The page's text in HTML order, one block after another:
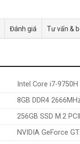
Đánh giá Tư vấn &
Intel Core i7-
8GB DDR4
256GB SSD M.2
NVIDIA GeForce